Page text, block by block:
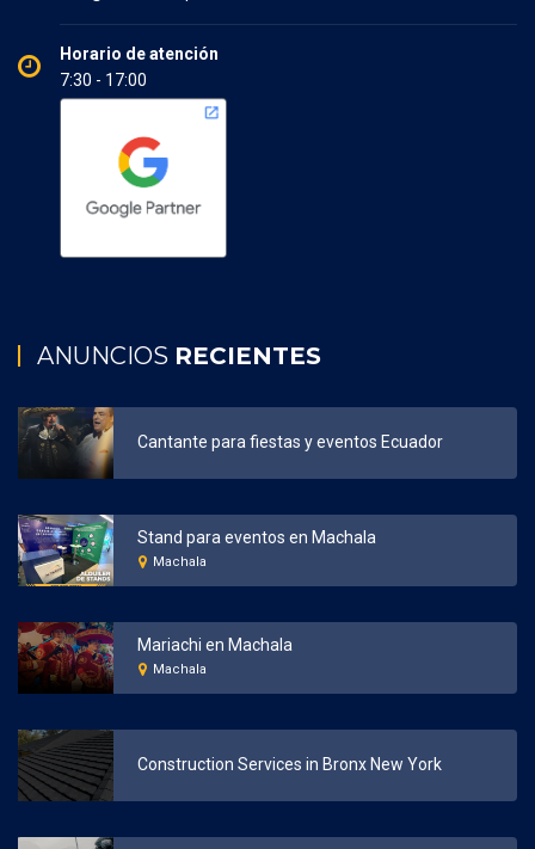
Horario de atención
7:30 - 17:00
ANUNCIOS RECIENTES
Cantante para fiestas y eventos Ecuador
Stand para eventos en Machala
Machala
Mariachi en Machala
Machala
Construction Services in Bronx New York